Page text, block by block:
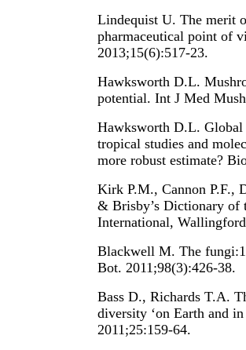
Lindequist U. The merit
pharmaceutical point of
2013;15(6):517-23.
Hawksworth D.L.
potential. Int J Med
Hawksworth D.L. Global
tropical studies and
more robust estimate?
Kirk P.M., Cannon P.F.,
& Brisby’s Dictionary of
International,
Blackwell M. The
Bot. 2011;98(3):426-38.
Bass D., Richards T.A.
diversity ‘on Earth and
2011;25:159-64.